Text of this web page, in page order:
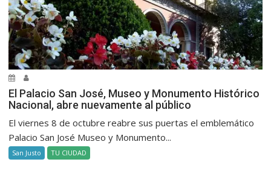
El Palacio San José, Museo y Monumento Histórico
Nacional, abre nuevamente al público
El viernes 8 de octubre reabre sus puertas el emblemático
Palacio San José Museo y Monumento...
San Justo TU CIUDAD